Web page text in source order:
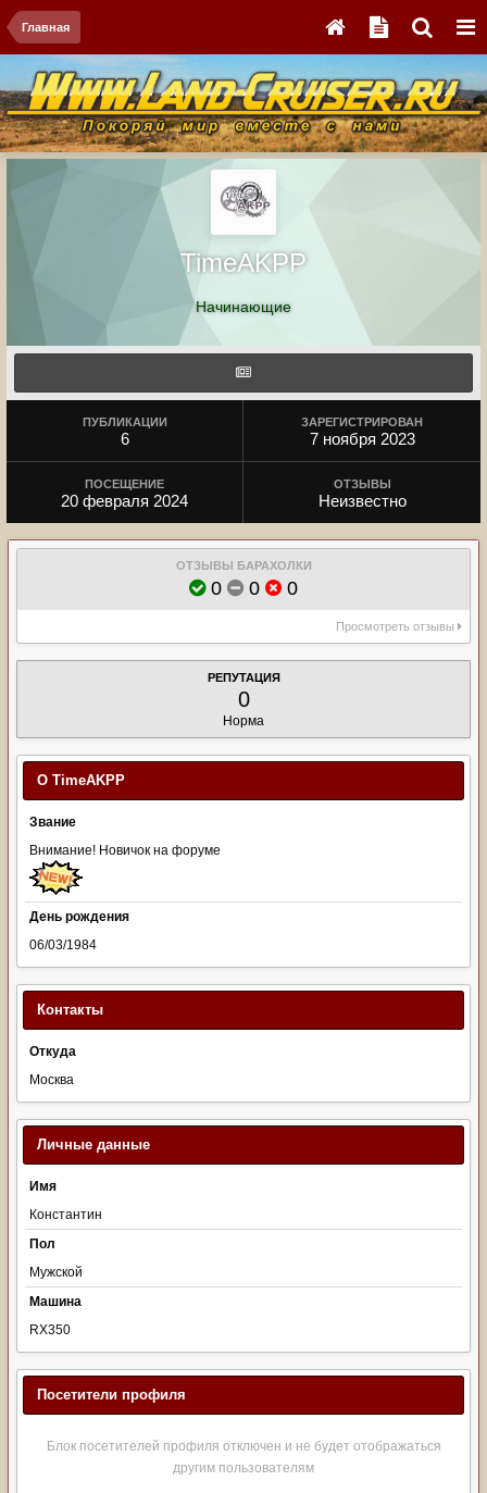
Главная
TimeAKPP
Начинающие
ПУБЛИКАЦИИ
6
ЗАРЕГИСТРИРОВАН
7 ноября 2023
ПОСЕЩЕНИЕ
20 февраля 2024
ОТЗЫВЫ
Неизвестно
ОТЗЫВЫ БАРАХОЛКИ
0 0 0
Просмотреть отзывы
РЕПУТАЦИЯ
0
Норма
О TimeAKPP
Звание
Внимание! Новичок на форуме
День рождения
06/03/1984
Контакты
Откуда
Москва
Личные данные
Имя
Константин
Пол
Мужской
Машина
RX350
Посетители профиля
Блок посетителей профиля отключен и не будет отображаться
другим пользователям